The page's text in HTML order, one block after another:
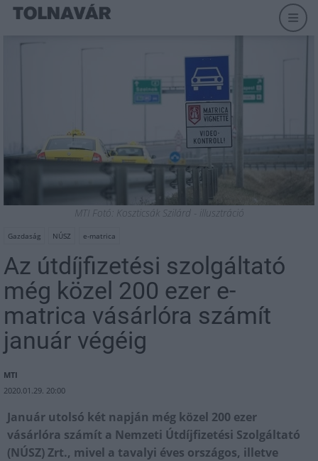
MTI Fotó: Koszticsák Szilárd - illusztráció
Gazdaság NÚSZ e-matrica
Az útdíjfizetési szolgáltató
még közel 200 ezer e-
matrica vásárlóra számít
január végéig
MTI
2020.01.29. 20:00
Január utolsó két napján még közel 200 ezer
vásárlóra számít a Nemzeti Útdíjfizetési Szolgáltató
(NÚSZ) Zrt., mivel a tavalyi éves országos, illetve